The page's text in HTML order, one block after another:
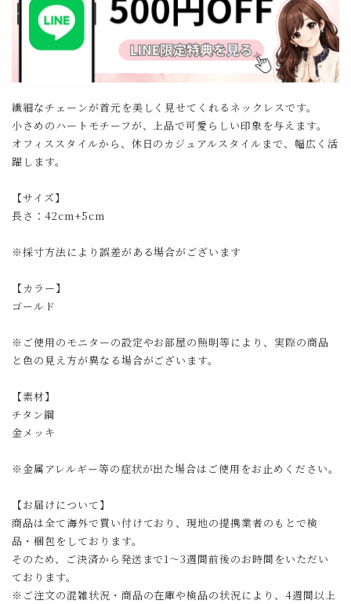
繊細なチェーンが首元を美しく見せてくれるネックレスです。
小さめのハートモチーフが、上品で可愛らしい印象を与えます。
オフィススタイルから、休日のカジュアルスタイルまで、幅広く活
躍します。
【サイズ】
長さ：42cm+5cm
※採寸方法により誤差がある場合がございます
【カラー】
ゴールド
※ご使用のモニターの設定やお部屋の照明等により、実際の商品
と色の見え方が異なる場合がございます。
【素材】
チタン鋼
金メッキ
※金属アレルギー等の症状が出た場合はご使用をお止めください。
【お届けについて】
商品は全て海外で買い付けており、現地の提携業者のもとで検
品・梱包をしております。
そのため、ご決済から発送まで1～3週間前後のお時間をいただい
ております。
※ご注文の混雑状況・商品の在庫や検品の状況により、4週間以上